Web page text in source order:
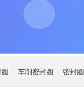
车削密封圈 密封圈